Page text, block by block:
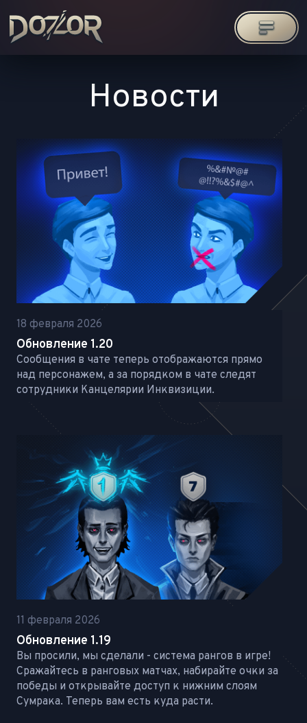
Новости
18 февраля 2026
Обновление 1.20
Сообщения в чате теперь отображаются прямо
над персонажем, а за порядком в чате следят
сотрудники Канцелярии Инквизиции.
11 февраля 2026
Обновление 1.19
Вы просили, мы сделали - система рангов в игре!
Сражайтесь в ранговых матчах, набирайте очки за
победы и открывайте доступ к нижним слоям
Сумрака. Теперь вам есть куда расти.